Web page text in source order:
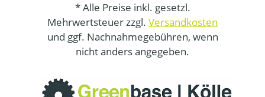
* Alle Preise inkl. gesetzl.
Mehrwertsteuer zzgl. Versandkosten
und ggf. Nachnahmegebühren, wenn
nicht anders angegeben.